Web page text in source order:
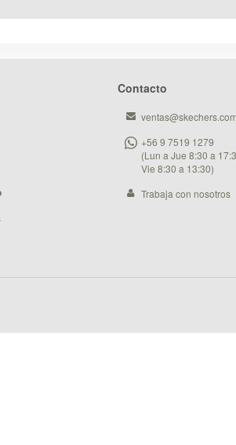
Contacto
ventas@skechers.com
+56 9 7519 1279
(Lun a Jue 8:30 a
Vie 8:30 a 13:30)
Trabaja con nosotros